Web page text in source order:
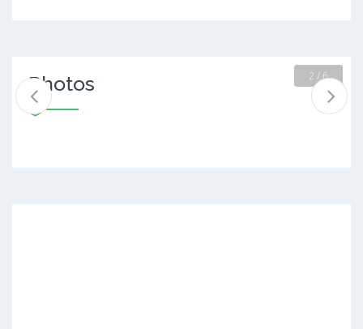
Photos 2 / 6